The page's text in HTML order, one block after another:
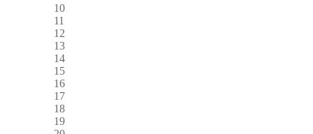
10
11
12
13
14
15
16
17
18
19